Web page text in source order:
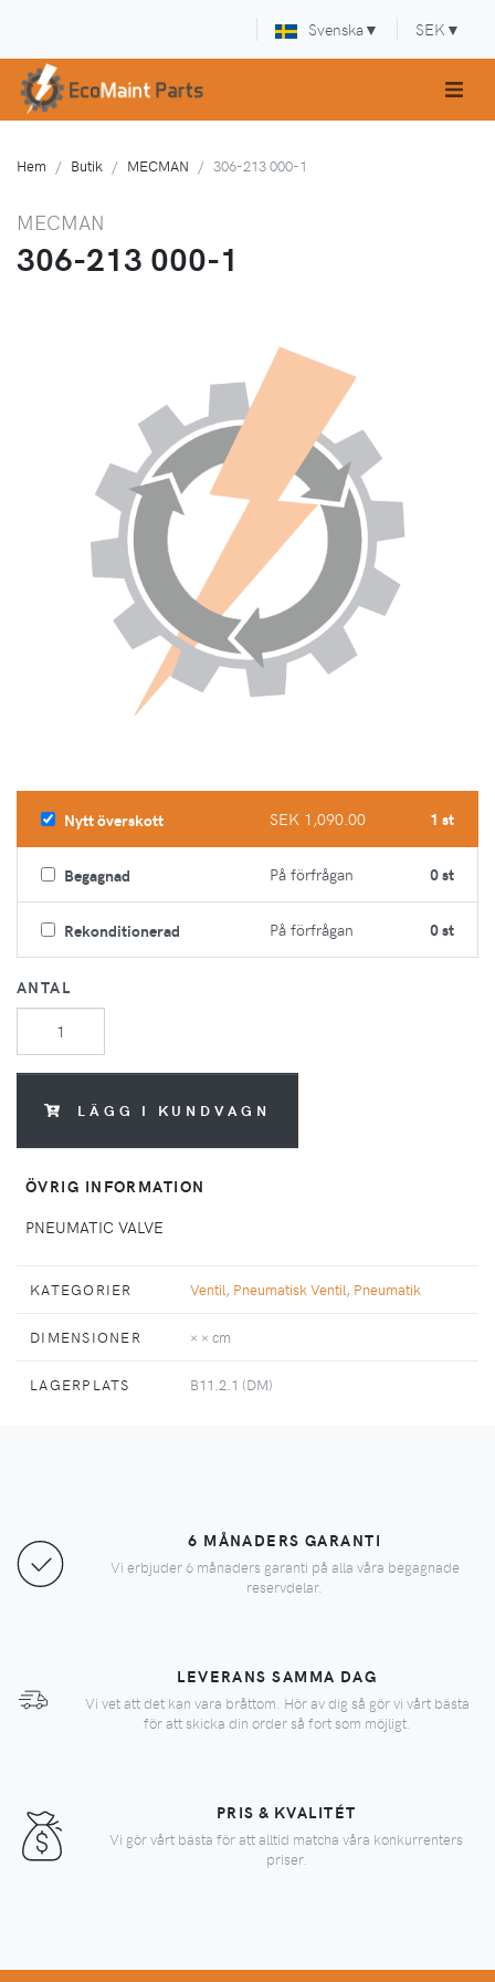
Svenska▼ SEK ▼
Hem Butik MECMAN 306-213 000-1
MECMAN
306-213 000-1
Nytt överskott SEK 1,090.00 1 st
Begagnad På förfrågan 0 st
Rekonditionerad På förfrågan 0 st
ANTAL
LÄGG I KUNDVAGN
ÖVRIG INFORMATION
KATEGORIER Ventil, Pneumatisk Ventil, Pneumatik
DIMENSIONER × × cm
LAGERPLATS B11.2.1 (DM)
6 MÅNADERS GARANTI
Vi erbjuder 6 månaders garanti på alla våra begagnade
reservdelar.
LEVERANS SAMMA DAG
Vi vet att det kan vara bråttom. Hör av dig så gör vi vårt bästa
för att skicka din order så fort som möjligt.
PRIS & KVALITÉT
Vi gör vårt bästa för att alltid matcha våra konkurrenters
priser.